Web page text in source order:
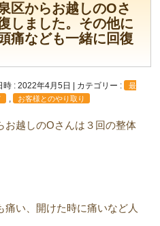
区からお越しのOさ
しました。その他に
痛なども一緒に回復
時 : 2022年4月5日 カテゴリー :
最
お客様とのやり取り
お越しのOさんは３回の整体
い、開けた時に痛いなど人